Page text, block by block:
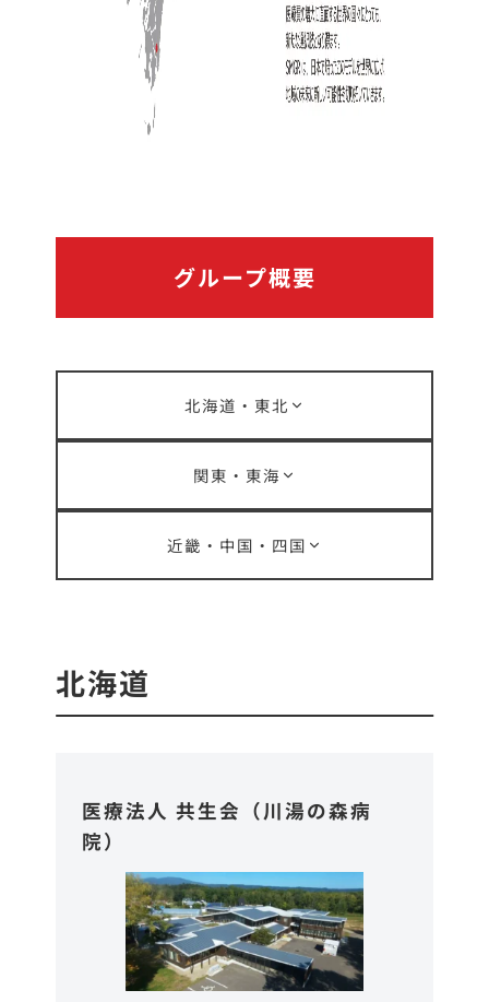
グループ概要
北海道・東北
関東・東海
近畿・中国・四国
北海道
医療法人 共生会（川湯の森病
院）